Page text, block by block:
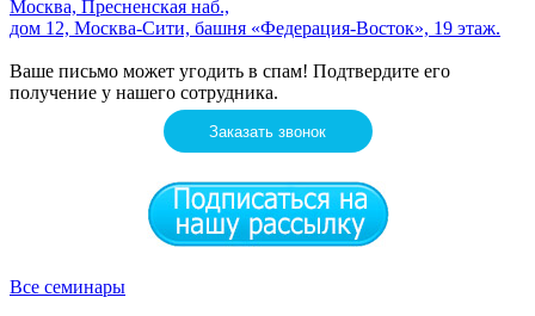
Москва, Пресненская наб.,
дом 12, Москва-Сити, башня «Федерация-Восток», 19 этаж.
Ваше письмо может угодить в спам! Подтвердите его
получение у нашего сотрудника.
Заказать звонок
Все семинары